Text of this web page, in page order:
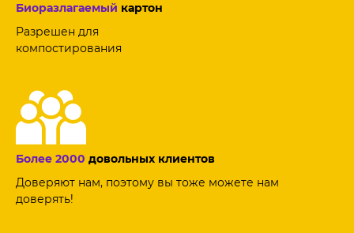
Биоразлагаемый картон
Разрешен для
компостирования
Более 2000 довольных клиентов
Доверяют нам, поэтому вы тоже можете нам
доверять!